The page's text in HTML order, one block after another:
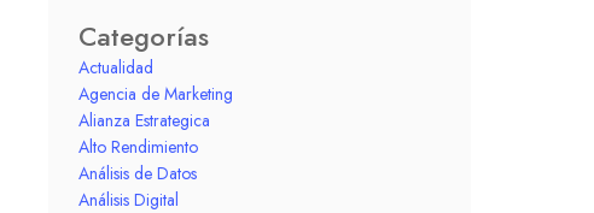
Categorías
Actualidad
Agencia de Marketing
Alianza Estrategica
Alto Rendimiento
Análisis de Datos
Análisis Digital